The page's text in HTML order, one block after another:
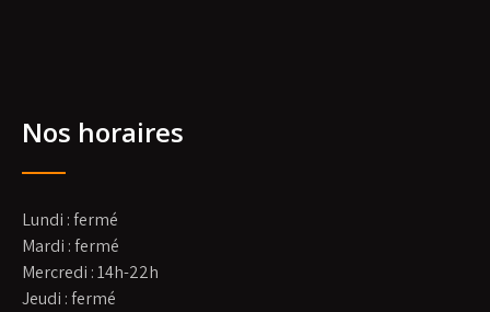
Nos horaires
Lundi : fermé
Mardi : fermé
Mercredi : 14h-22h
Jeudi : fermé